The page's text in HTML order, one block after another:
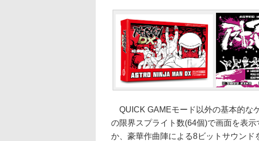
QUICK GAMEモード以外の基本的な
の限界スプライト数(64個)で画面を表
か、豪華作曲陣による8ビットサウンド